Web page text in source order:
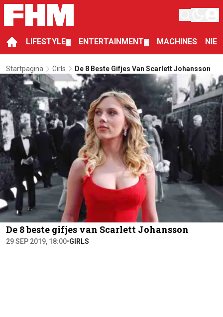
LIFESTYLE ENTERTAINMENT MACHINES
Startpagina Girls De 8 Beste Gifjes Van Scarlett Johansson
De 8 beste gifjes van Scarlett Johansson
29 SEP 2019, 18:00•GIRLS